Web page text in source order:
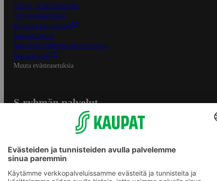
Tilaus- ja toimitusehdot
Tietosuojakäytäntö
Palvelun käyttöehdot
Saavutettavuus
Mobiilisovelluksen saavutettavuus
Mainostajalle
Muuta evästeasetuksia
S-ryhmän palvelut
Yhteishyvä Ruoka -sovellus
S-ostoslista -sovellus
Prisma.fi